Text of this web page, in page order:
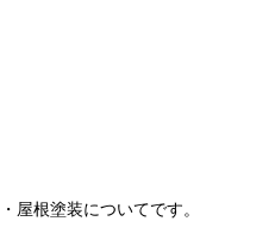
屋根塗装についてです。